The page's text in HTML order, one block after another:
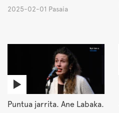
2025-02-01 Pasaia
Puntua jarrita. Ane Labaka.